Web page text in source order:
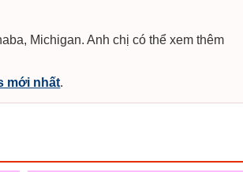
Michigan. Anh chị có thể xem thêm
mới nhất.